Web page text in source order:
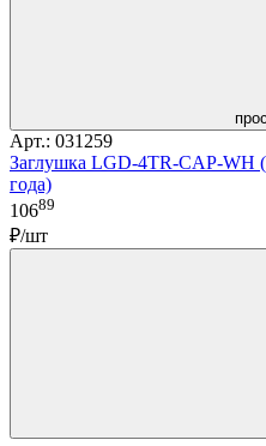
Арт.: 031259
Заглушка LGD-4TR-CAP-WH
года)
10689
₽/шт